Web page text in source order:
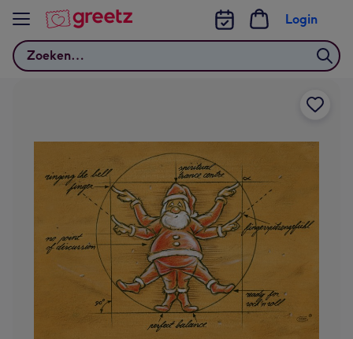
Bekijk meer
Zoeken
Login